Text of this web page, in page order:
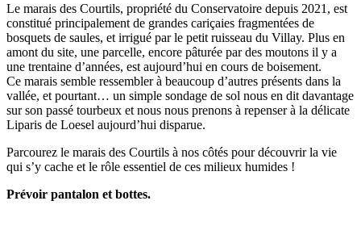
Le marais des Courtils, propriété du Conservatoire depuis 2021, est
constitué principalement de grandes cariçaies fragmentées de
bosquets de saules, et irrigué par le petit ruisseau du Villay. Plus en
amont du site, une parcelle, encore pâturée par des moutons il y a
une trentaine d’années, est aujourd’hui en cours de boisement.
Ce marais semble ressembler à beaucoup d’autres présents dans la
vallée, et pourtant… un simple sondage de sol nous en dit davantage
sur son passé tourbeux et nous nous prenons à repenser à la délicate
Liparis de Loesel aujourd’hui disparue.
Parcourez le marais des Courtils à nos côtés pour découvrir la vie
qui s’y cache et le rôle essentiel de ces milieux humides !
Prévoir pantalon et bottes.